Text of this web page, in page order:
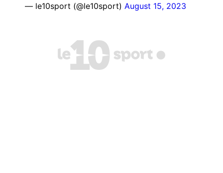
— le10sport (@le10sport) August 15, 2023